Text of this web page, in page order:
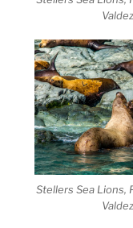
Stellers Sea Lions,